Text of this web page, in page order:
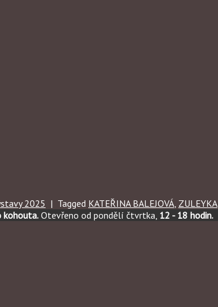
2025 | Tagged KATEŘINA BALEJOVÁ ZULEYKA
kohouta. Otevřeno od pondělí čtvrtka, 12 - 18 hodin.